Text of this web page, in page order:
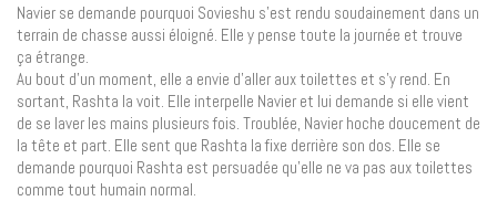
Navier se demande pourquoi Sovieshu s’est rendu soudainement dans un
terrain de chasse aussi éloigné. Elle y pense toute la journée et trouve
ça étrange.
Au bout d’un moment, elle a envie d’aller aux toilettes et s’y rend. En
sortant, Rashta la voit. Elle interpelle Navier et lui demande si elle vient
de se laver les mains plusieurs fois. Troublée, Navier hoche doucement de
la tête et part. Elle sent que Rashta la fixe derrière son dos. Elle se
demande pourquoi Rashta est persuadée qu’elle ne va pas aux toilettes
comme tout humain normal.